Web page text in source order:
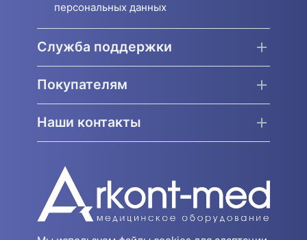
персональных данных
Служба поддержки
Покупателям
Наши контакты